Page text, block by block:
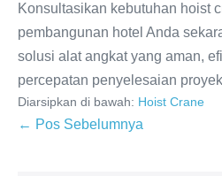
Konsultasikan kebutuhan hoist
pembangunan hotel Anda
solusi alat angkat yang aman,
percepatan penyelesaian
Diarsipkan di bawah: Hoist Crane
← Pos Sebelumnya